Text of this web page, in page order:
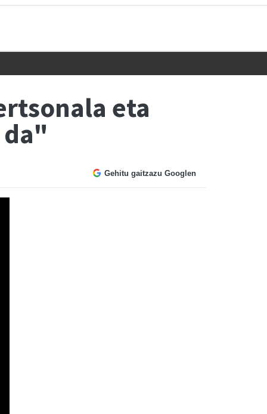
eta
Gehitu gaitzazu Googlen